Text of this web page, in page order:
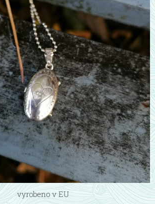
vyrobeno v EU
vyrobeno v EU
vyrobeno v EU
vyrobeno v EU
vyrobeno v EU